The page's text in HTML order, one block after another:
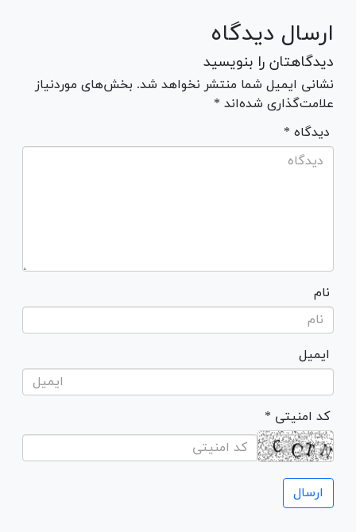
ارسال دیدگاه
دیدگاهتان را بنویسید
نشانی ایمیل شما منتشر نخواهد شد. بخش‌های موردنیاز
علامت‌گذاری شده‌اند *
* دیدگاه
نام
ایمیل
* کد امنیتی